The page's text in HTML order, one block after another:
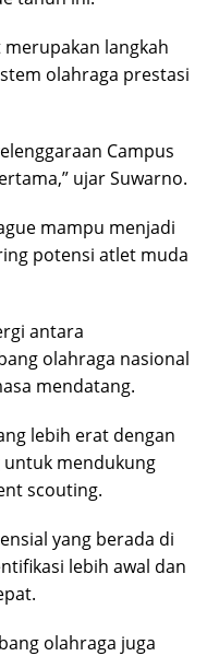
langkah
olahraga prestasi
Campus
ujar Suwarno.
mampu menjadi
potensi atlet muda
antara
olahraga nasional
mendatang.
lebih erat dengan
untuk mendukung
scouting.
yang berada di
lebih awal dan
olahraga juga